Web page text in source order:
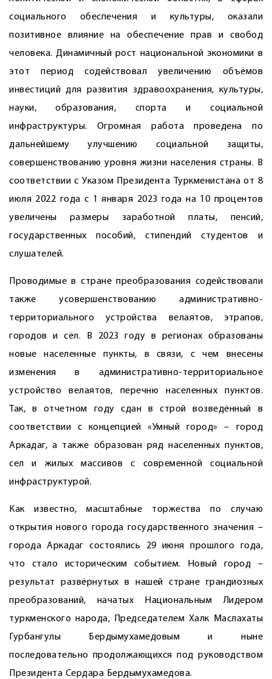
социального обеспечения и культуры, оказали
позитивное влияние на обеспечение прав и свобод
человека. Динамичный рост национальной экономики в
этот период содействовал увеличению объёмов
инвестиций для развития здравоохранения, культуры,
науки, образования, спорта и социальной
инфраструктуры. Огромная работа проведена по
дальнейшему улучшению социальной защиты,
совершенствованию уровня жизни населения страны. В
соответствии с Указом Президента Туркменистана от 8
июля 2022 года с 1 января 2023 года на 10 процентов
увеличены размеры заработной платы, пенсий,
государственных пособий, стипендий студентов и
слушателей.
Проводимые в стране преобразования содействовали
также усовершенствованию административно-
территориального устройства велаятов, этрапов,
городов и сёл. В 2023 году в регионах образованы
новые населенные пункты, в связи, с чем внесены
изменения в административно-территориальное
устройство велаятов, перечню населенных пунктов.
Так, в отчетном году сдан в строй возведённый в
соответствии с концепцией «Умный город» – город
Аркадаг, а также образован ряд населенных пунктов,
сел и жилых массивов с современной социальной
инфраструктурой.
Как известно, масштабные торжества по случаю
открытия нового города государственного значения –
города Аркадаг состоялись 29 июня прошлого года,
что стало историческим событием. Новый город –
результат развёрнутых в нашей стране грандиозных
преобразований, начатых Национальным Лидером
туркменского народа, Председателем Халк Маслахаты
Гурбангулы Бердымухамедовым и ныне
последовательно продолжающихся под руководством
Президента Сердара Бердымухамедова.